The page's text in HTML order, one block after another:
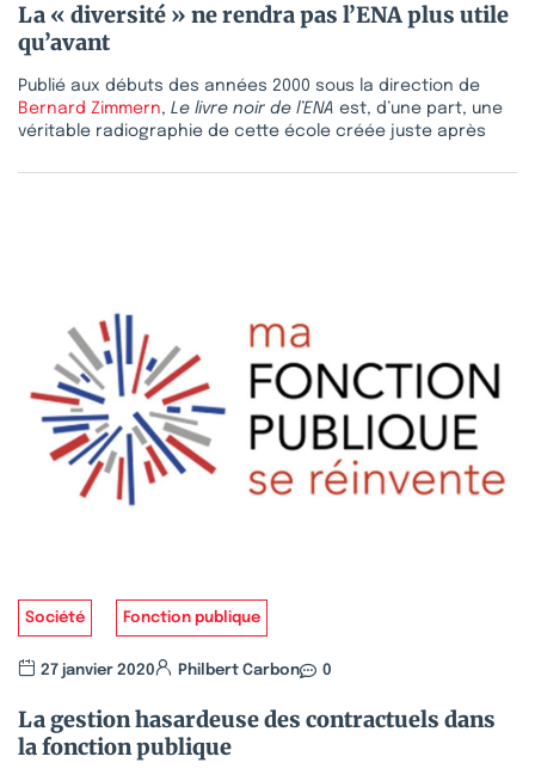
La « diversité » ne rendra pas l’ENA plus utile
qu’avant
Publié aux débuts des années 2000 sous la direction de
Bernard Zimmern, Le livre noir de l’ENA est, d’une part, une
véritable radiographie de cette école créée juste après
Société Fonction publique
27 janvier 2020 Philbert Carbon 0
La gestion hasardeuse des contractuels dans
la fonction publique